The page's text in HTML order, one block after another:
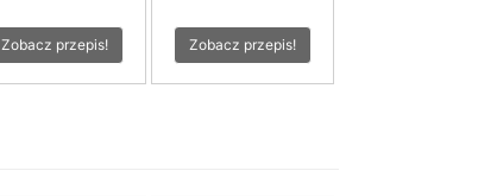
Zobacz przepis! Zobacz przepis!